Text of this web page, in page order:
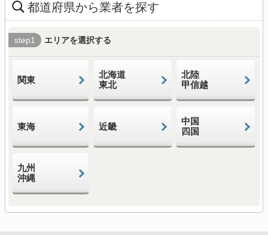
都道府県から業者を探す
step1 エリアを選択する
関東
北海道
東北
北陸
甲信越
東海 近畿
中国
四国
九州
沖縄